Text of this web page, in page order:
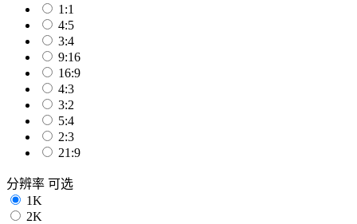
1:1
4:5
3:4
9:16
16:9
4:3
3:2
5:4
2:3
21:9
分辨率 可选
1K
2K